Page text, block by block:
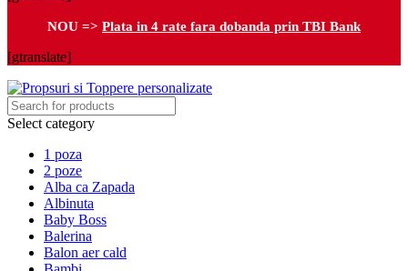
NOU => Plata in 4 rate fara dobanda prin TBI Bank
[gtranslate]
Select category
1 poza
2 poze
Alba ca Zapada
Albinuta
Baby Boss
Balerina
Balon aer cald